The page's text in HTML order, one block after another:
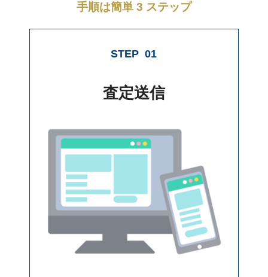
手順は簡単 3 ステップ
STEP 01
査定送信